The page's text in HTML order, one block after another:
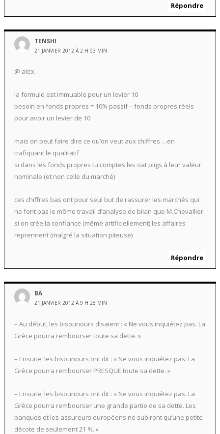
Répondre
TENSHI
21 JANVIER 2012 À 2 H 03 MIN
@ alex…
la formule est immuable pour un levier 10
besoin en fonds propres = 10% passif – fonds propres réels
pour avoir un levier de 10
mais on peut faire dire ce qu’on veut aux chiffres …en
trafiquant le qualitatif
si dans les fonds propres tu comptes les oat piigs à leur valeur
nominale (et non celle du marché)
ces chiffres bas ont pour seul but de rassurer les marchés qui
ne font pas le même travail d’analyse de bilan que M.Chevallier.
si on crée la confiance (même artificiellement) les affaires
reprennent (malgré la situation piteuse)
Répondre
BA
21 JANVIER 2012 À 9 H 28 MIN
– Au début, les bisounours disaient : « Ne vous inquiétez pas. La
Grèce pourra rembourser toute sa dette. »
– Ensuite, les bisounours ont dit : « Ne vous inquiétez pas. La
Grèce pourra rembourser PRESQUE toute sa dette. »
– Ensuite, les bisounours ont dit : « Ne vous inquiétez pas. La
Grèce pourra rembourser une grande partie de sa dette. Les
banques et les assureurs européens ne subiront qu’une petite
décote de seulement 21 %. »